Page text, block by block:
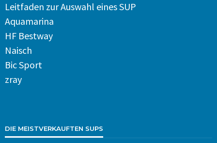
Leitfaden zur Auswahl eines SUP
Aquamarina
HF Bestway
Naisch
Bic Sport
zray
DIE MEISTVERKAUFTEN SUPS